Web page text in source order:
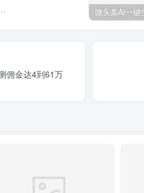
佣金达4到61万